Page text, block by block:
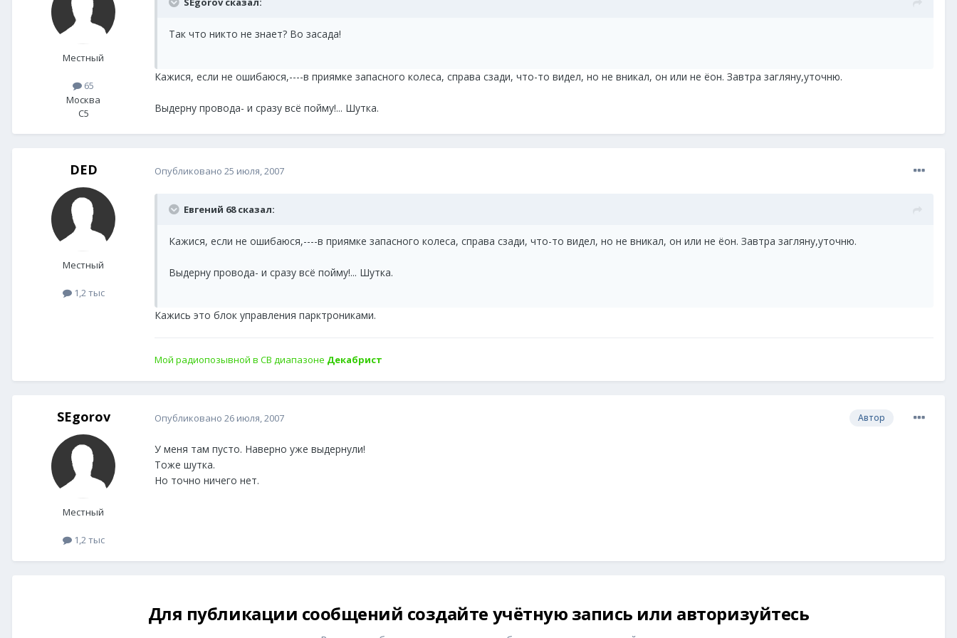
Местный
65
Москва
C5
Так что никто не знает? Во засада!
Кажися, если не ошибаюся,----в приямке запасного колеса, справа сзади, что-то видел, но не вникал, он или не ёон. Завтра загляну,уточню.
Выдерну провода- и сразу всё пойму!... Шутка.
DED
Местный
1,2 тыс
Опубликовано 25 июля, 2007
Евгений 68 сказал:
Кажися, если не ошибаюся,----в приямке запасного колеса, справа сзади, что-то видел, но не вникал, он или не ёон. Завтра загляну,уточню.
Выдерну провода- и сразу всё пойму!... Шутка.
Кажись это блок управления парктрониками.
Мой радиопозывной в СВ диапазоне Декабрист
SEgorov
Местный
1,2 тыс
Автор
Опубликовано 26 июля, 2007
У меня там пусто. Наверно уже выдернули!
Тоже шутка.
Но точно ничего нет.
Для публикации сообщений создайте учётную запись или авторизуйтесь